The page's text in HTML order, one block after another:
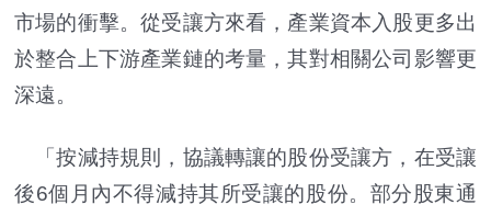
市場的衝擊。從受讓方來看，產業資本入股更多出
於整合上下游產業鏈的考量，其對相關公司影響更
深遠。
「按減持規則，協議轉讓的股份受讓方，在受讓
後6個月內不得減持其所受讓的股份。部分股東通